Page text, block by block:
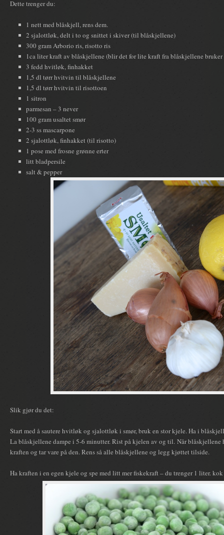
Dette trenger du:
1 nett med blåskjell, rens dem.
2 sjalottløk, delt i to og snittet i skiver (til blåskjellene)
300 gram Arborio ris, risotto ris
1ca liter kraft av blåskjellene (blir det for lite kraft fra blåskjellene bruker
3 fedd hvitløk, finhakket
1,5 dl tørr hvitvin til blåskjellene
1,5 dl tørr hvitvin til risottoen
1 sitron
parmesan – 3 never
100 gram usaltet smør
2-3 ss mascarpone
2 sjalottløk, finhakket (til risotto)
1 pose med frosne grønne erter
litt bladpersile
salt & pepper
Slik gjør du det:
Start med å sautere hvitløk og sjalottløk i smør, bruk en stor kjele. Ha i
La blåskjellene dampe i 5-6 minutter. Rist på kjelen av og til. Når blåskjellene
kraften og tar vare på den. Rens så alle blåskjellene og legg kjøttet tilside.
Ha kraften i en egen kjele og spe med litt mer fiskekraft – du trenger 1 liter.